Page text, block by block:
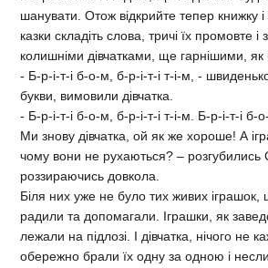
шанувати. Отож відкрийте тепер книжку
казки складіть слова, тричі їх промовте і
колишніми дівчатками, ще гарнішими, як
- Б-р-і-т-і б-о-м, б-р-і-т-і т-і-м, -
букви, вимовили дівчатка.
- Б-р-і-т-і б-о-м, б-р-і-т-і т-і-м. Б-р-і-т-і б-
Ми знову дівчатка, ой як же хороше! А
чому вони не рухаються? – розгубились
роззираючись довкола.
Біля них уже не було тих живих іграшок,
радили та допомагали. Іграшки, як
лежали на підлозі. І дівчатка, нічого не
обережно брали їх одну за одною і несли